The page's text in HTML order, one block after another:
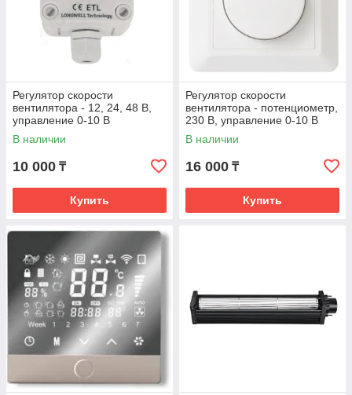
Регулятор скорости
вентилятора - 12, 24, 48 В,
управление 0-10 В
В наличии
10 000 ₸
Купить
Регулятор скорости
вентилятора - потенциометр,
230 В, управление 0-10 В
В наличии
16 000 ₸
Купить